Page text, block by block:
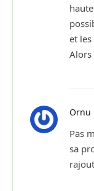
et
Alors
Ornu
Pas
sa